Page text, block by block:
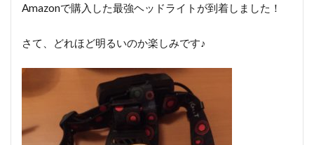
Amazonで購入した最強ヘッドライトが到着しました！
さて、どれほど明るいのか楽しみです♪